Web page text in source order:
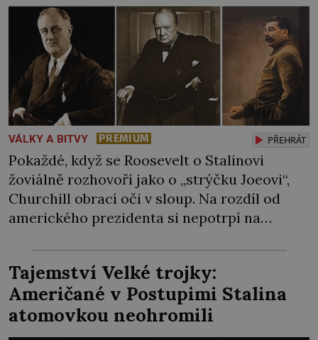
VÁLKY A BITVY PREMIUM PŘEHRÁT
Pokaždé, když se Roosevelt o Stalinovi
žoviálně rozhovoří jako o „strýčku Joeovi“,
Churchill obrací oči v sloup. Na rozdíl od
amerického prezidenta si nepotrpí na
sovětskému diktátorovi nijak poklonkovat.
Mají zrovna společný cíl, tím to začíná a
končí. Nedělá si iluze, že jejich spojenectví
přežije Hitlera… „Země Osy již […]
Tajemství Velké trojky:
Američané v Postupimi Stalina
atomovkou neohromili